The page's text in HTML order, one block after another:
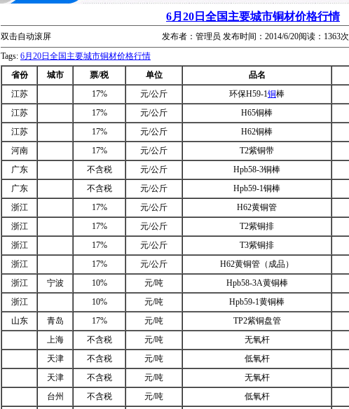
6月20日全国主要城市铜材价格行情
双击自动滚屏
发布者：管理员 发布时间：2014/6/20阅读：1363次
Tags: 6月20日全国主要城市铜材价格行情
省份
城市 票/税 单位 品名
江苏
17% 元/公斤 环保H59-1铜棒
江苏
17% 元/公斤 H65铜棒
江苏
17% 元/公斤 H62铜棒
河南
17% 元/公斤 T2紫铜带
广东
不含税 元/公斤 Hpb58-3铜棒
广东
不含税 元/公斤 Hpb59-1铜棒
浙江
17% 元/公斤 H62黄铜管
浙江
17% 元/公斤 T2紫铜排
浙江
17% 元/公斤 T3紫铜排
浙江
17% 元/公斤 H62黄铜管（成品）
浙江
宁波 10% 元/吨 Hpb58-3A黄铜棒
浙江
10% 元/吨 Hpb59-1黄铜棒
山东
青岛 17% 元/吨 TP2紫铜盘管
上海
不含税 元/吨 无氧杆
天津
不含税 元/吨 低氧杆
天津
不含税 元/吨 无氧杆
台州
不含税 元/吨 低氧杆